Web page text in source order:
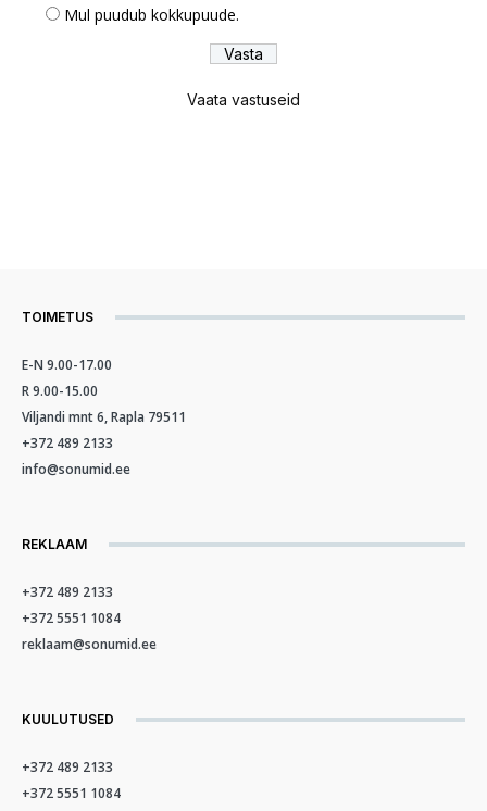
Mul puudub kokkupuude.
Vaata vastuseid
TOIMETUS
E-N 9.00-17.00
R 9.00-15.00
Viljandi mnt 6, Rapla 79511
+372 489 2133
info@sonumid.ee
REKLAAM
+372 489 2133
+372 5551 1084
reklaam@sonumid.ee
KUULUTUSED
+372 489 2133
+372 5551 1084